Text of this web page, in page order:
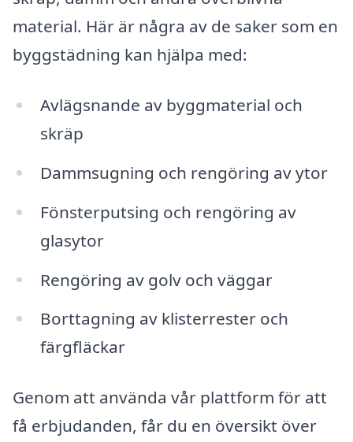
material. Här är några av de saker som en
byggstädning kan hjälpa med:
Avlägsnande av byggmaterial och
skräp
Dammsugning och rengöring av ytor
Fönsterputsing och rengöring av
glasytor
Rengöring av golv och väggar
Borttagning av klisterrester och
färgfläckar
Genom att använda vår plattform för att
få erbjudanden, får du en översikt över